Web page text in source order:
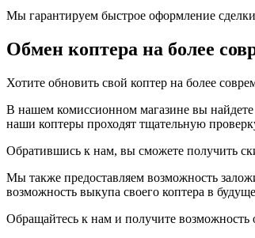
Мы гарантируем быстрое оформление
Обмен коптера на более
Хотите обновить свой коптер на более
В нашем комиссионном магазине вы
наши коптеры проходят тщательную
Обратившись к нам, вы сможете получить
Мы также предоставляем возможность
возможность выкупа своего коптера в
Обращайтесь к нам и получите возможность